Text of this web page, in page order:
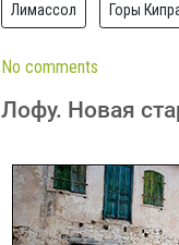
Лимассол Горы
No comments
Лофу. Новая